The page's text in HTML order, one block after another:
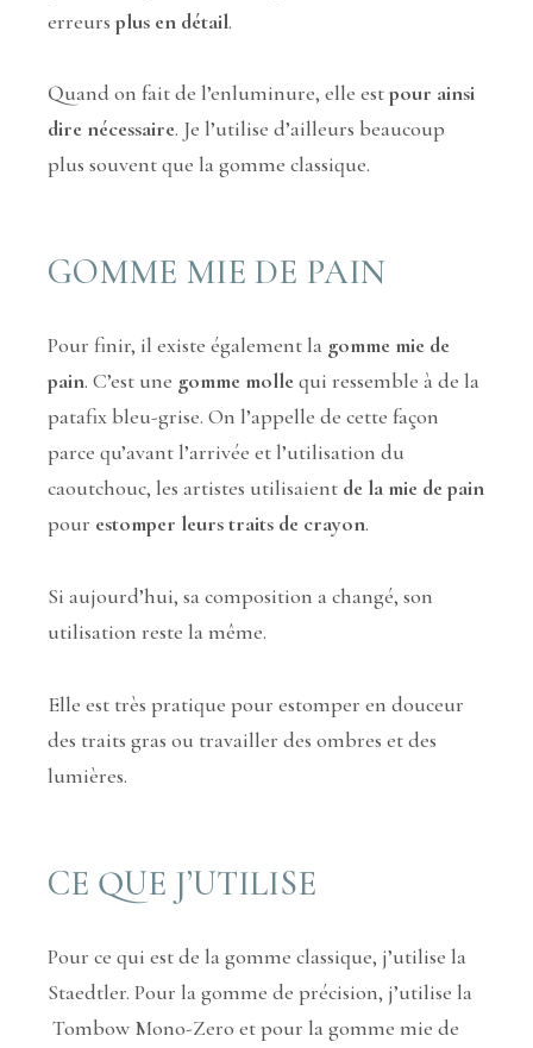
erreursplus en détail.
Quand on fait de l’enluminure, elle estpour ainsi
dire nécessaire. Je l’utilise d’ailleurs beaucoup
plus souvent que la gomme classique.
GOMME MIE DE PAIN
Pour finir, il existe également la gomme mie de
pain. C’est une gomme mollequi ressemble à de la
patafix bleu-grise. On l’appelle de cette façon
parce qu’avant l’arrivée et l’utilisation du
caoutchouc, les artistes utilisaient de la mie de pain
pour estomper leurs traits de crayon.
Si aujourd’hui, sa composition a changé, son
utilisation reste la même.
Elle est très pratique pour estomper en douceur
des traits gras ou travailler des ombres et des
lumières.
CE QUE J’UTILISE
Pour ce qui est de la gomme classique, j’utilise la
Staedtler. Pour la gomme de précision, j’utilise la
Tombow Mono-Zero et pour la gomme mie de